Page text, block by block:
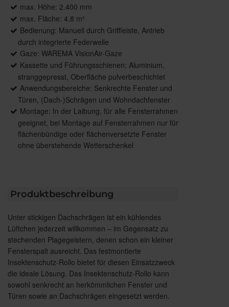
max. Höhe: 2.400 mm
max. Fläche: 4,8 m²
Bedienung: Manuell durch Griffleiste, Antrieb
durch integrierte Federwelle
Gaze: WAREMA VisionAir-Gaze
Kassette und Führungsschienen: Aluminium,
stranggepresst, Oberfläche pulverbeschichtet
Anwendungsbereiche: Senkrechte Fenster und
Türen, (Dach-)Schrägen und Wohndachfenster
Montage: In der Laibung, für alle Fensterrahmen
geeignet, bei Montage auf Fensterrahmen nur für
flächenbündige oder flächenversetzte Fenster
ohne überstehende Wetterschenkel
Produktbeschreibung
Unter stickigen Dachschrägen ist ein kühlendes
Lüftchen jederzeit willkommen – im Gegensatz zu
stechenden Plagegeistern, denen schon ein kleiner
Fensterspalt ausreicht. Das festmontierte
Insektenschutz-Rollo bietet für diesen Einsatzzweck
die ideale Lösung. Das Insektenschutz-Rollo kann
sowohl senkrecht an herkömmlichen Fenster und
Türen sowie an Dachschrägen eingesetzt werden.